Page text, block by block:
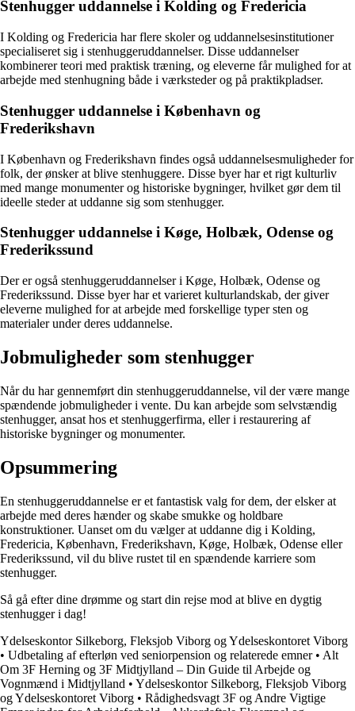
Stenhugger uddannelse i Kolding og Fredericia
I Kolding og Fredericia har flere skoler og uddannelsesinstitutioner
specialiseret sig i stenhuggeruddannelser. Disse uddannelser
kombinerer teori med praktisk træning, og eleverne får mulighed for at
arbejde med stenhugning både i værksteder og på praktikpladser.
Stenhugger uddannelse i København og
Frederikshavn
I København og Frederikshavn findes også uddannelsesmuligheder for
folk, der ønsker at blive stenhuggere. Disse byer har et rigt kulturliv
med mange monumenter og historiske bygninger, hvilket gør dem til
ideelle steder at uddanne sig som stenhugger.
Stenhugger uddannelse i Køge, Holbæk, Odense og
Frederikssund
Der er også stenhuggeruddannelser i Køge, Holbæk, Odense og
Frederikssund. Disse byer har et varieret kulturlandskab, der giver
eleverne mulighed for at arbejde med forskellige typer sten og
materialer under deres uddannelse.
Jobmuligheder som stenhugger
Når du har gennemført din stenhuggeruddannelse, vil der være mange
spændende jobmuligheder i vente. Du kan arbejde som selvstændig
stenhugger, ansat hos et stenhuggerfirma, eller i restaurering af
historiske bygninger og monumenter.
Opsummering
En stenhuggeruddannelse er et fantastisk valg for dem, der elsker at
arbejde med deres hænder og skabe smukke og holdbare
konstruktioner. Uanset om du vælger at uddanne dig i Kolding,
Fredericia, København, Frederikshavn, Køge, Holbæk, Odense eller
Frederikssund, vil du blive rustet til en spændende karriere som
stenhugger.
Så gå efter dine drømme og start din rejse mod at blive en dygtig
stenhugger i dag!
Ydelseskontor Silkeborg, Fleksjob Viborg og Ydelseskontoret Viborg
• Udbetaling af efterløn ved seniorpension og relaterede emner• Alt
Om 3F Herning og 3F Midtjylland – Din Guide til Arbejde og
Vognmænd i Midtjylland • Ydelseskontor Silkeborg, Fleksjob Viborg
og Ydelseskontoret Viborg • Rådighedsvagt 3F og Andre Vigtige